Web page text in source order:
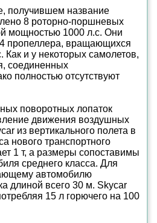
получившем название
8 роторно-поршневых
мощностью 1000 л.с. Они
пропеллера, вращающихся
Как и у некоторых самолетов,
соединенных
полностью отсутствуют
поворотных лопаток
движения воздушных
из вертикального полета в
нового транспортного
1 т, а размеры сопоставимы
среднего класса. Для
автомобилю
длиной всего 30 м. Skycar
15 л горючего на 100